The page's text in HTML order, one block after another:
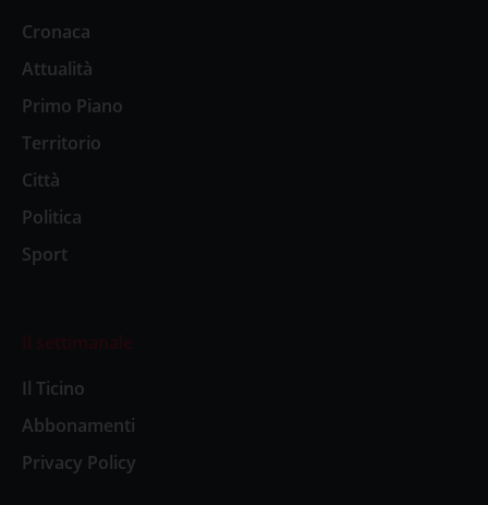
Cronaca
Attualità
Primo Piano
Territorio
Città
Politica
Sport
Il settimanale
Il Ticino
Abbonamenti
Privacy Policy